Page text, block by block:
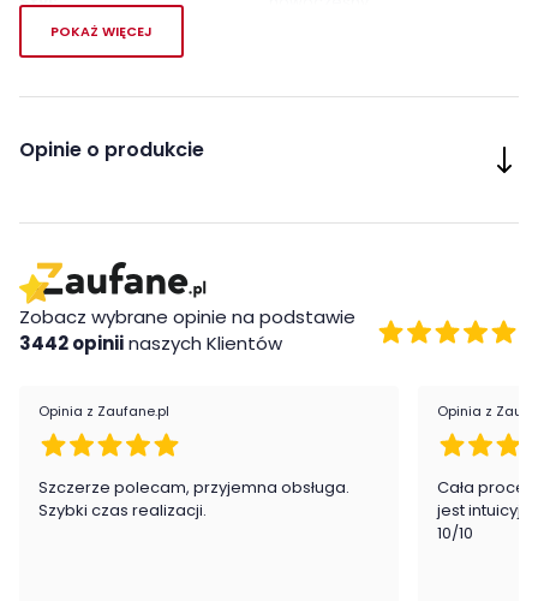
Kolor fotela:
POKAŻ WIĘCEJ
Opinie o produkcie
Zobacz wybrane opinie na podstawie
3442 opiniinaszych Klientów
Opinia z Zaufane.pl
Szczerze polecam, przyjemna obsługa.
Szybki czas realizacji.
Opinia z
Cała
jest
10/10